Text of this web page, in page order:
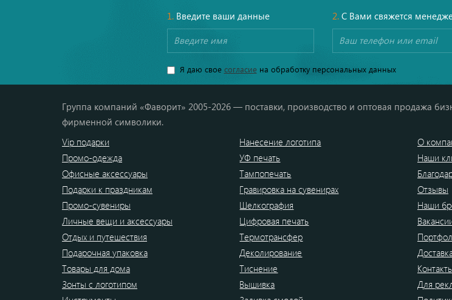
1.Введите ваши данные 2.С Вами свяжется
Я даю свое согласиена обработку персональных данных
Группа компаний «Фаворит» 2005-2026 — поставки, производство и оптовая продажа
фирменной символики.
Vip подарки
Промо-одежда
Офисные аксессуары
Подарки к праздникам
Промо-сувениры
Личные вещи и аксессуары
Отдых и путешествия
Подарочная упаковка
Товары для дома
Зонты с логотипом
Нанесение логотипа
УФ печать
Тампопечать
Гравировка на сувенирах
Шелкография
Цифровая печать
Термотрансфер
Деколирование
Тиснение
Вышивка
О
Наши
Отзывы
Наши
Для